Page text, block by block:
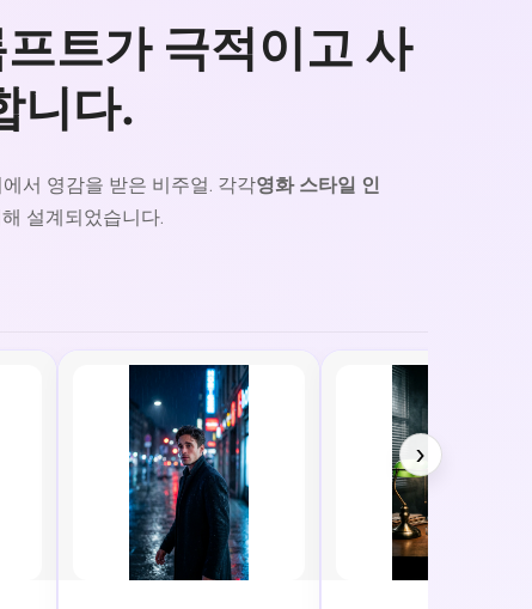
트가 극적이고 사
니다.
서 영감을 받은 비주얼. 각각영화 스타일 인
설계되었습니다.
›